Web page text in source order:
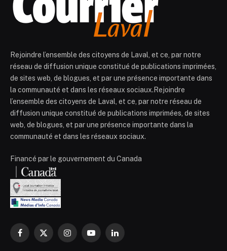
Rejoindre l’ensemble des citoyens de Laval, et ce, par notre
réseau de diffusion unique constitué de publications imprimées,
de sites web, de blogues, et par une présence importante dans
la communauté et dans les réseaux sociaux.Rejoindre
l’ensemble des citoyens de Laval, et ce, par notre réseau de
diffusion unique constitué de publications imprimées, de sites
web, de blogues, et par une présence importante dans la
communauté et dans les réseaux sociaux.
Financé par le gouvernement du Canada
Facebook
X
InstagramYouTubeLinkedIn